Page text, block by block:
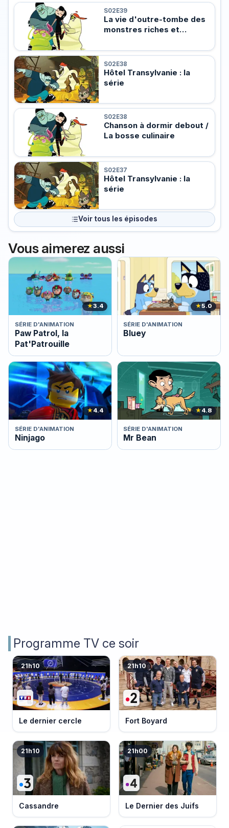
S02E39
La vie d'outre-tombe des
monstres riches et
monstres
S02E38
Hôtel Transylvanie : la
série
S02E38
Chanson à dormir debout /
La bosse culinaire
S02E37
Hôtel Transylvanie : la
série
Voir tous les épisodes
Vous aimerez aussi
★3.4
SÉRIE D'ANIMATION
Paw Patrol, la
Pat'Patrouille
★5.0
SÉRIE D'ANIMATION
Bluey
★4.4
SÉRIE D'ANIMATION
Ninjago
★4.8
SÉRIE D'ANIMATION
Mr Bean
Programme TV ce soir
21h10
Le dernier cercle
21h10
Fort Boyard
21h10
Cassandre
21h00
Le Dernier des Juifs